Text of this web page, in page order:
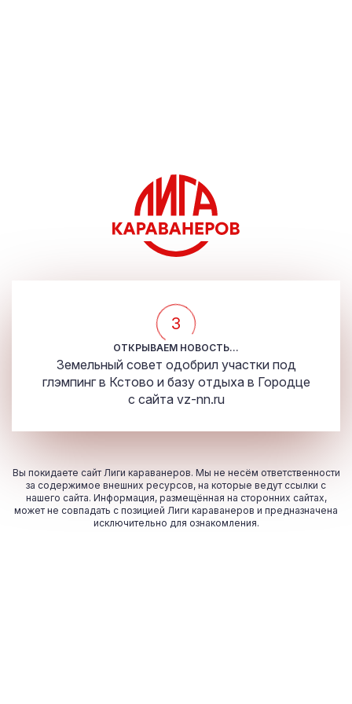
3
ОТКРЫВАЕМ НОВОСТЬ...
Земельный совет одобрил участки под
глэмпинг в Кстово и базу отдыха в Городце
с сайта vz-nn.ru
Вы покидаете сайт Лиги караванеров. Мы не несём ответственности
за содержимое внешних ресурсов, на которые ведут ссылки с
нашего сайта. Информация, размещённая на сторонних сайтах,
может не совпадать с позицией Лиги караванеров и предназначена
исключительно для ознакомления.